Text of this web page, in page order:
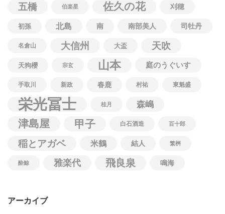
五橋
伯楽星 佐久の花 刈穂
初孫 北島 南 南部美人 司牡丹
名倉山 大信州 大盃 天吹
天狗櫻 宗玄 山本 庭のうぐいす
手取川 新政 春鹿 村祐 東魁盛
栄光冨士 桂月 森嶋
津島屋 甲子 白石酒造 百十郎
稲とアガベ 米鶴 結人 繁桝
酔鯨 雅楽代 飛良泉 鳴海
アーカイブ